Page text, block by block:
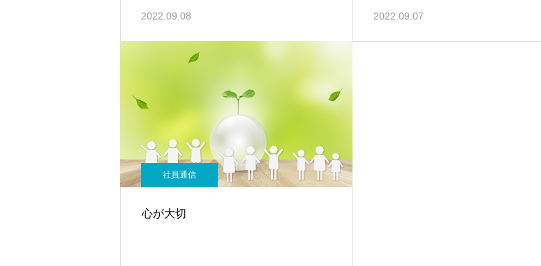
2022.09.08 2022.09.07
社員通信
心が大切